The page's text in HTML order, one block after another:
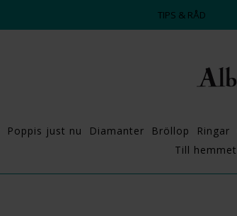
DAGS ATT POPPA?
TIPS & RÅD
Poppis just nu Diamanter Bröllop Ringar
Till hemmet